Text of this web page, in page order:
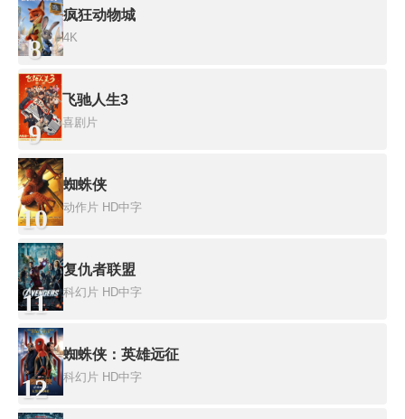
8
疯狂动物城
4K
9
飞驰人生3
喜剧片
10
蜘蛛侠
动作片 HD中字
11
复仇者联盟
科幻片 HD中字
12
蜘蛛侠：英雄远征
科幻片 HD中字